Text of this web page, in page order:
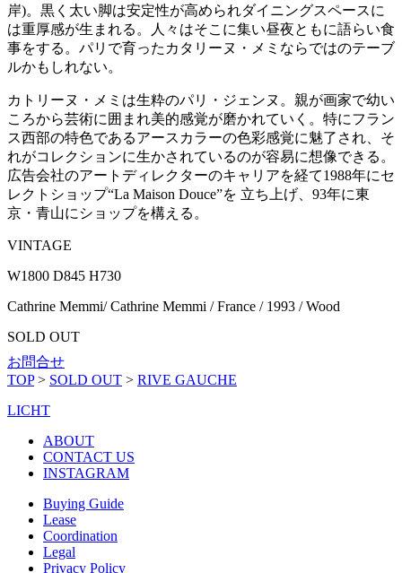
岸)。黒く太い脚は安定性が高められダイニングスペースに
は重厚感が生まれる。人々はそこに集い昼夜ともに語らい食
事をする。パリで育ったカタリーヌ・メミならではのテーブ
ルかもしれない。
カトリーヌ・メミは生粋のパリ・ジェンヌ。親が画家で幼い
ころから芸術に囲まれ美的感覚が磨かれていく。特にフラン
ス西部の特色であるアースカラーの色彩感覚に魅了され、そ
れがコレクションに生かされているのが容易に想像できる。
広告会社のアートディレクターのキャリアを経て1988年にセ
レクトショップ“La Maison Douce”を 立ち上げ、93年に東
京・青山にショップを構える。
VINTAGE
W1800 D845 H730
Cathrine Memmi/ Cathrine Memmi / France / 1993 / Wood
SOLD OUT
お問合せ
TOP > SOLD OUT > RIVE GAUCHE
LICHT
ABOUT
CONTACT US
INSTAGRAM
Buying Guide
Lease
Coordination
Legal
Privacy Policy